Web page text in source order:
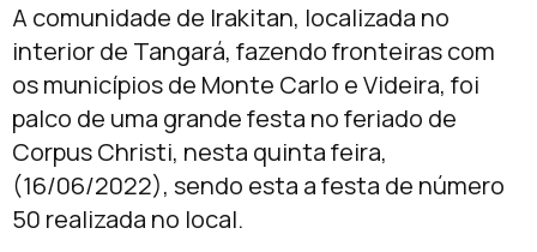
A comunidade de Irakitan, localizada no
interior de Tangará, fazendo fronteiras com
os municípios de Monte Carlo e Videira, foi
palco de uma grande festa no feriado de
Corpus Christi, nesta quinta feira,
(16/06/2022), sendo esta a festa de número
50 realizada no local.